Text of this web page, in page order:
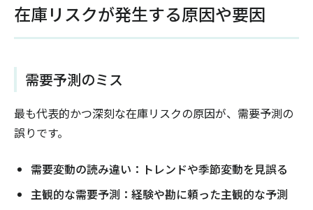
在庫リスクが発生する原因や要因
需要予測のミス
最も代表的かつ深刻な在庫リスクの原因が、需要予測の
誤りです。
需要変動の読み違い：トレンドや季節変動を見誤る
主観的な需要予測：経験や勘に頼った主観的な予測